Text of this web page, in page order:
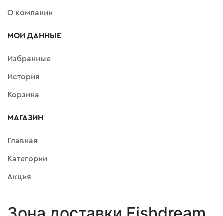
О компании
МОИ ДАННЫЕ
Избранные
История
Корзина
МАГАЗИН
Главная
Категории
Акция